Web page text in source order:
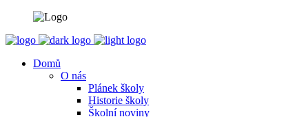
Domů
O nás
Plánek školy
Historie školy
Školní noviny